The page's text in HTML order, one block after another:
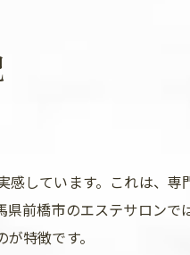
施術の特徴とは
？
な違いを比較
しています。これは、
前橋市のエステサロン
特徴です。